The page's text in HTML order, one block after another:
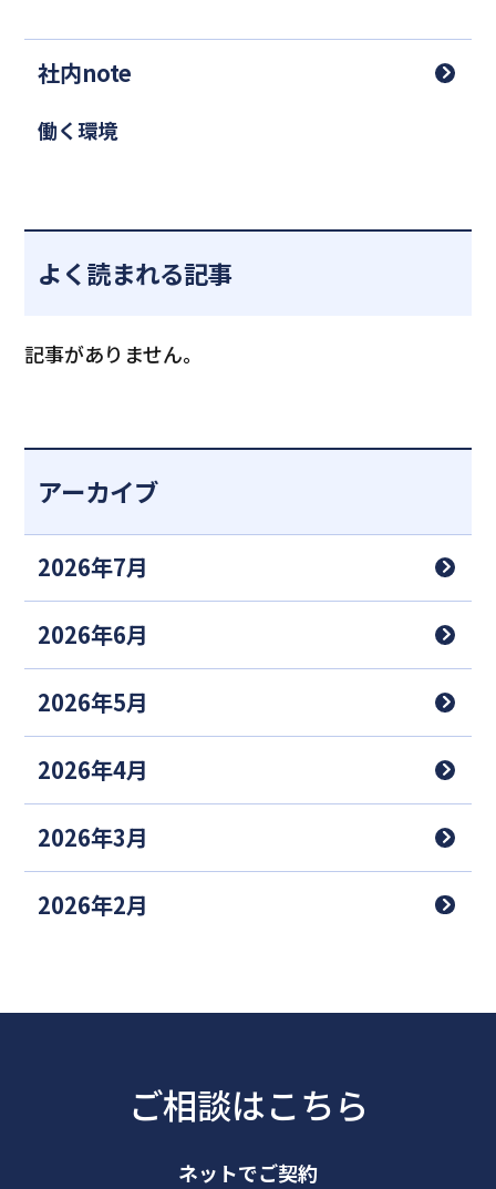
社内note
働く環境
よく読まれる記事
記事がありません。
アーカイブ
2026年7月
2026年6月
2026年5月
2026年4月
2026年3月
2026年2月
ご相談はこちら
ネットでご契約